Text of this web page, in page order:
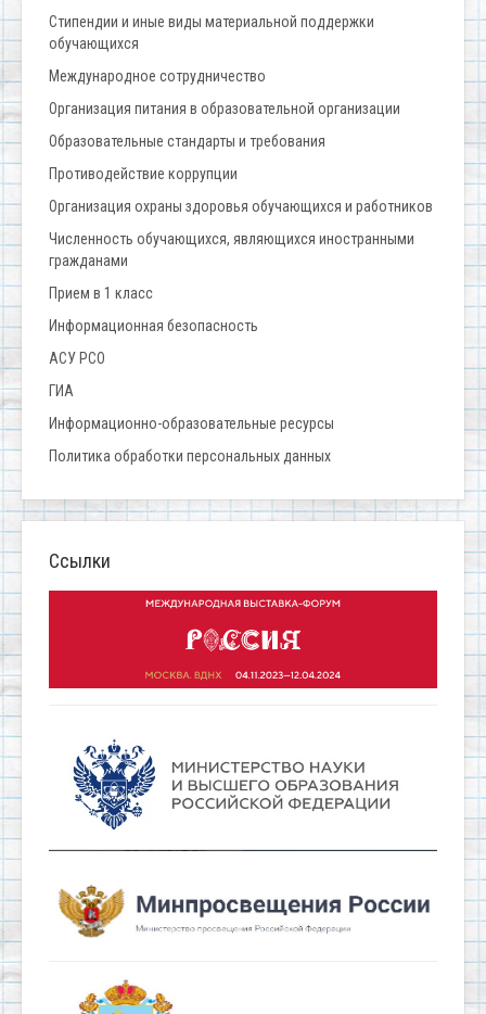
Стипендии и иные виды материальной поддержки
обучающихся
Международное сотрудничество
Организация питания в образовательной организации
Образовательные стандарты и требования
Противодействие коррупции
Организация охраны здоровья обучающихся и работников
Численность обучающихся, являющихся иностранными
гражданами
Прием в 1 класс
Информационная безопасность
АСУ РСО
ГИА
Информационно-образовательные ресурсы
Политика обработки персональных данных
Ссылки